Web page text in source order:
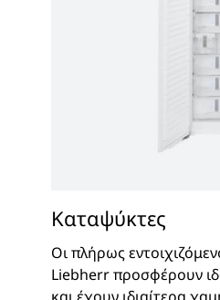
Καταψύκτες
Οι πλήρως
Liebherr προσφέρουν